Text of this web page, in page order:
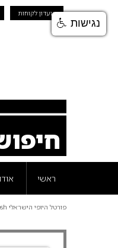
מועדון לקוחות
ראשי
פורטל היופי הישראלי Barosh
נגישות